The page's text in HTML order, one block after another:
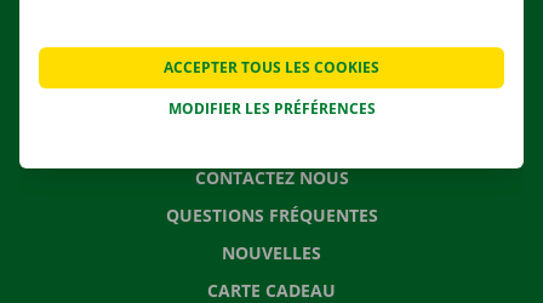
SOLUTIONS DE DÉMÉNAGEMENT
CONTACTEZ NOUS
QUESTIONS FRÉQUENTES
NOUVELLES
CARTE CADEAU
MODIFIER LES PRÉFÉRENCES
ACCEPTER TOUS LES COOKIES